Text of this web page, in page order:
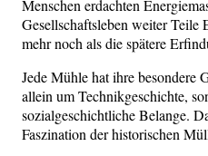
Menschen erdachten
Gesellschaftsleben weiter Teile
mehr noch als die spätere
Jede Mühle hat ihre besondere
allein um Technikgeschichte,
sozialgeschichtliche Belange.
Faszination der historischen